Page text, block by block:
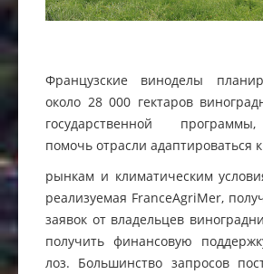
Французские виноделы
около 28 000 гектаров
государственной
помочь отрасли
рынкам и климатическим
реализуемая FranceAgriMer,
заявок от владельцев
получить финансовую
лоз. Большинство запросов